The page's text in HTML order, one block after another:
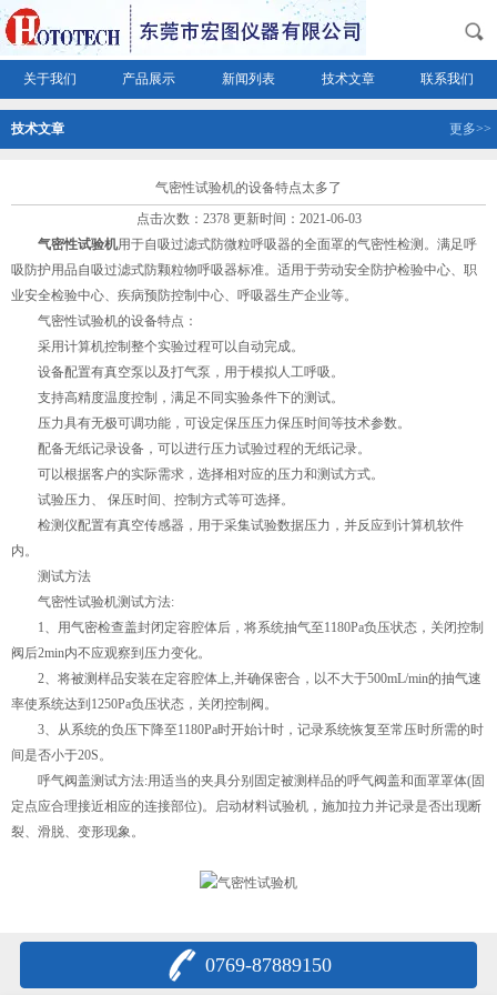
关于我们 产品展示 新闻列表 技术文章 联系我们
技术文章 更多>>
气密性试验机的设备特点太多了
点击次数：2378 更新时间：2021-06-03
气密性试验机用于自吸过滤式防微粒呼吸器的全面罩的气密性检测。满足呼
吸防护用品自吸过滤式防颗粒物呼吸器标准。适用于劳动安全防护检验中心、职
业安全检验中心、疾病预防控制中心、呼吸器生产企业等。
气密性试验机的设备特点：
采用计算机控制整个实验过程可以自动完成。
设备配置有真空泵以及打气泵，用于模拟人工呼吸。
支持高精度温度控制，满足不同实验条件下的测试。
压力具有无极可调功能，可设定保压压力保压时间等技术参数。
配备无纸记录设备，可以进行压力试验过程的无纸记录。
可以根据客户的实际需求，选择相对应的压力和测试方式。
试验压力、 保压时间、控制方式等可选择。
检测仪配置有真空传感器，用于采集试验数据压力，并反应到计算机软件
内。
测试方法
气密性试验机测试方法:
1、用气密检查盖封闭定容腔体后，将系统抽气至1180Pa负压状态，关闭控制
阀后2min内不应观察到压力变化。
2、将被测样品安装在定容腔体上,并确保密合，以不大于500mL/min的抽气速
率使系统达到1250Pa负压状态，关闭控制阀。
3、从系统的负压下降至1180Pa时开始计时，记录系统恢复至常压时所需的时
间是否小于20S。
呼气阀盖测试方法:用适当的夹具分别固定被测样品的呼气阀盖和面罩罩体(固
定点应合理接近相应的连接部位)。启动材料试验机，施加拉力并记录是否出现断
裂、滑脱、变形现象。
0769-87889150